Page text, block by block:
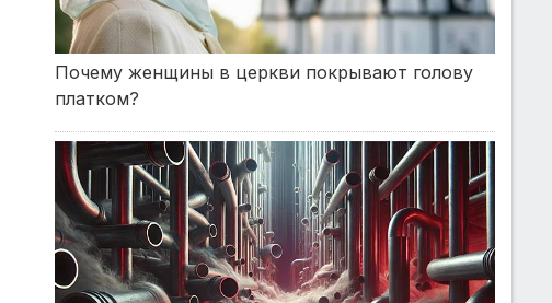
Почему женщины в церкви покрывают голову
платком?